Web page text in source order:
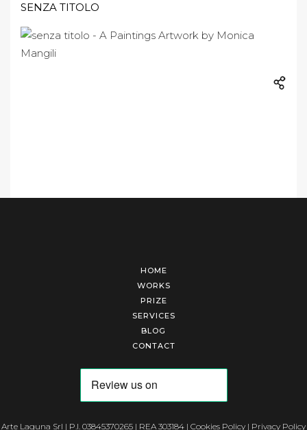
SENZA TITOLO
HOME
WORKS
PRIZE
SERVICES
BLOG
CONTACT
Arte Laguna Srl | P.I. 03845370265 | REA 303184 | Cookies Policy | Privacy Policy